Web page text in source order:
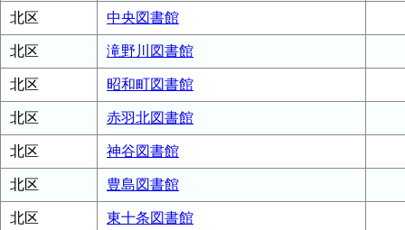
北区 中央図書館
北区 滝野川図書館
北区 昭和町図書館
北区 赤羽北図書館
北区 神谷図書館
北区 豊島図書館
北区 東十条図書館